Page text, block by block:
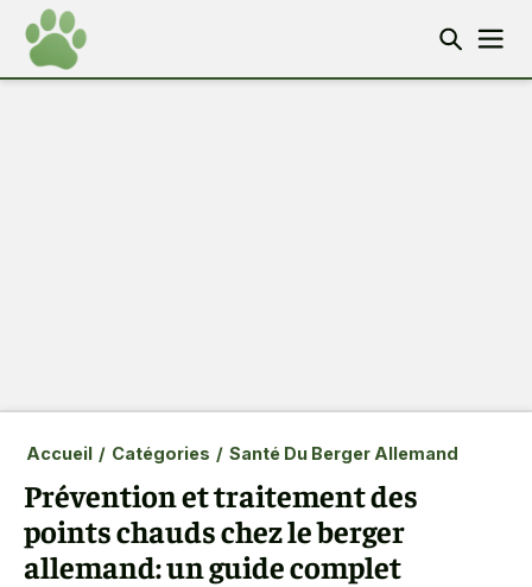
Accueil / Catégories / Santé Du Berger Allemand
Prévention et traitement des
points chauds chez le berger
allemand: un guide complet